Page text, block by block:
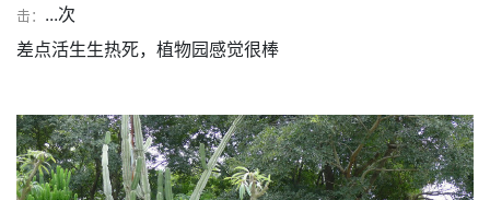
击： ...次
差点活生生热死，植物园感觉很棒